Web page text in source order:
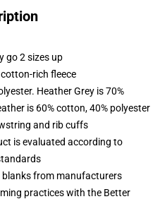
go 2 sizes up
rich fleece
Heather Grey is 70%
is 60% cotton, 40% polyester
and rib cuffs
is evaluated according to
from manufacturers
practices with the Better